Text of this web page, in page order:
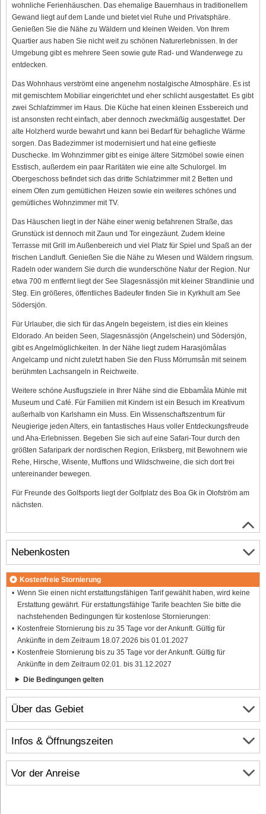
wohnliche Ferienhäuschen. Das ehemalige Bauernhaus in traditionellem
Gewand liegt auf dem Lande und bietet viel Ruhe und Privatsphäre.
Genießen Sie die Nähe zu Wäldern und kleinen Weiden. Von Ihrem
Quartier aus haben Sie nicht weit zu schönen Naturerlebnissen. In der
Umgebung gibt es mehrere Seen sowie gute Rad- und Wanderwege zu
entdecken.
Das Wohnhaus verströmt eine angenehm nostalgische Atmosphäre. Es ist
mit gemischtem Mobiliar eingerichtet und eher schlicht ausgestattet. Es gibt
zwei Schlafzimmer im Haus. Die Küche hat einen kleinen Essbereich und
ist ansonsten recht einfach, aber dennoch zweckmäßig ausgestattet. Der
alte Holzherd wurde bewahrt und kann bei Bedarf für behagliche Wärme
sorgen. Das Badezimmer ist modernisiert und hat eine geflieste
Duschecke. Im Wohnzimmer gibt es einige ältere Sitzmöbel sowie einen
Esstisch, außerdem ein paar Raritäten wie eine alte Schulorgel. Im
Obergeschoss befindet sich das dritte Schlafzimmer mit 2 Betten und
einem Ofen zum gemütlichen Heizen sowie ein weiteres schönes und
gemütliches Wohnzimmer mit TV.
Das Häuschen liegt in der Nähe einer wenig befahrenen Straße, das
Grunstück ist dennoch mit Zaun und Tor eingezäunt. Zudem kleine
Terrasse mit Grill im Außenbereich und viel Platz für Spiel und Spaß an der
frischen Landluft. Genießen Sie die Nähe zu Wiesen und Wäldern ringsum.
Radeln oder wandern Sie durch die wunderschöne Natur der Region. Nur
etwa 700 m entfernt liegt der See Slagesnässjön mit kleiner Strandlinie und
Steg. Ein größeres, öffentliches Badeufer finden Sie in Kyrkhult am See
Södersjön.
Für Urlauber, die sich für das Angeln begeistern, ist dies ein kleines
Eldorado. An beiden Seen, Slagesnässjön (Angelschein) und Södersjön,
gibt es Angelmöglichkeiten. In der Nähe liegt zudem Harasjömålas
Angelcamp und nicht zuletzt haben Sie den Fluss Mörrumsån mit seinem
berühmten Lachsangeln in Reichweite.
Weitere schöne Ausflugsziele in Ihrer Nähe sind die Ebbamåla Mühle mit
Museum und Café. Für Familien mit Kindern ist ein Besuch im Kreativum
außerhalb von Karlshamn ein Muss. Ein Wissenschaftszentrum für
Neugierige jeden Alters, ein fantastisches Haus voller Entdeckungsfreude
und Aha-Erlebnissen. Begeben Sie sich auf eine Safari-Tour durch den
größten Safaripark der nordischen Region, Eriksberg, mit Bewohnern wie
Rehe, Hirsche, Wisente, Mufflons und Wildschweine, die sich dort frei
untereinander bewegen.
Für Freunde des Golfsports liegt der Golfplatz des Boa Gk in Olofström am
nächsten.
Über das Gebiet
Infos & Öffnungszeiten
Vor der Anreise
Nebenkosten
Kostenfreie Stornierung
Wenn Sie einen nicht erstattungsfähigen Tarif gewählt haben, wird keine
Erstattung gewährt. Für erstattungsfähige Tarife beachten Sie bitte die
nachstehenden Bedingungen für kostenlose Stornierungen:
Kostenfreie Stornierung bis zu 35 Tage vor der Ankunft. Gültig für
Ankünfte in dem Zeitraum 18.07.2026 bis 01.01.2027
Kostenfreie Stornierung bis zu 35 Tage vor der Ankunft. Gültig für
Ankünfte in dem Zeitraum 02.01. bis 31.12.2027
Die Bedingungen gelten